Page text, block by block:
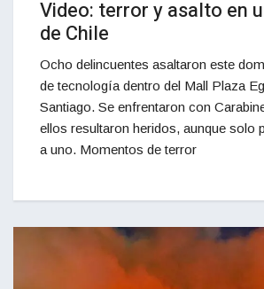
Video: terror y asalto en
de Chile
Ocho delincuentes asaltaron este
de tecnología dentro del Mall Plaza
Santiago. Se enfrentaron con
ellos resultaron heridos, aunque solo
a uno. Momentos de terror